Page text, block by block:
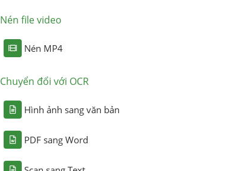
Nén file video
Nén MP4
Chuyển đổi với OCR
Hình ảnh sang văn bản
PDF sang Word